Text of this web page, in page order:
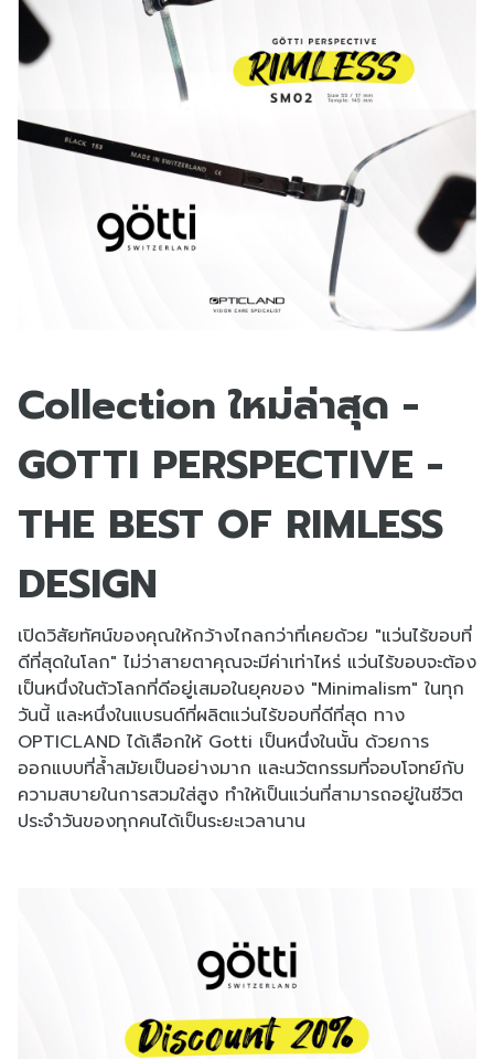
Collection ใหม่ล่าสุด -
GOTTI PERSPECTIVE -
THE BEST OF RIMLESS
DESIGN
เปิดวิสัยทัศน์ของคุณให้กว้างไกลกว่าที่เคยด้วย "แว่นไร้ขอบที่
ดีที่สุดในโลก" ไม่ว่าสายตาคุณจะมีค่าเท่าไหร่ แว่นไร้ขอบจะต้อง
เป็นหนึ่งในตัวโลกที่ดีอยู่เสมอในยุคของ "Minimalism" ในทุก
วันนี้ และหนึ่งในแบรนด์ที่ผลิตแว่นไร้ขอบที่ดีที่สุด ทาง
OPTICLAND ได้เลือกให้ Gotti เป็นหนึ่งในนั้น ด้วยการ
ออกแบบที่ล้ำสมัยเป็นอย่างมาก และนวัตกรรมที่จอบโจทย์กับ
ความสบายในการสวมใส่สูง ทำให้เป็นแว่นที่สามารถอยู่ในชีวิต
ประจำวันของทุกคนได้เป็นระยะเวลานาน